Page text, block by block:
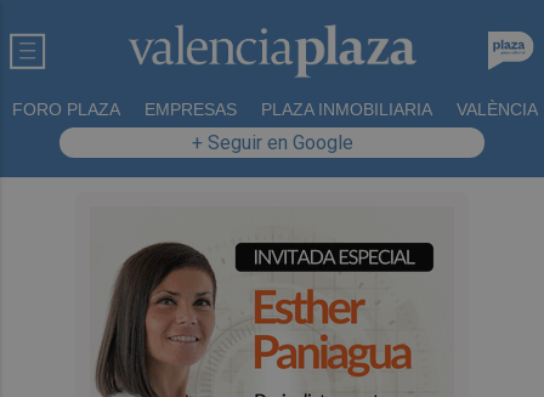
FORO PLAZA EMPRESAS PLAZA INMOBILIARIA VALÈNCIA
+ Seguir en Google